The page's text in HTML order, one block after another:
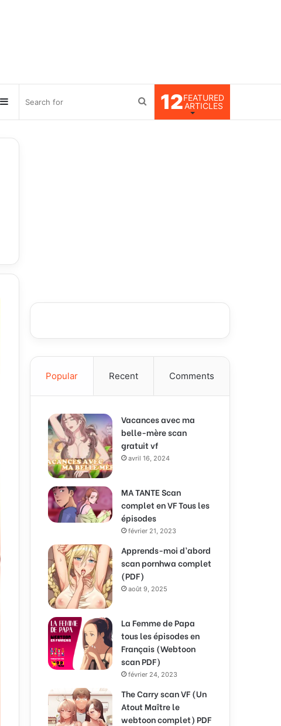
12FEATURED
ARTICLES
Search
Sidebar
Popular Recent Comments
Vacances avec ma
belle-mère scan
gratuit vf
avril 16, 2024
MA TANTE Scan
complet en VF Tous les
épisodes
février 21, 2023
Apprends-moi d’abord
scan pornhwa complet
(PDF)
août 9, 2025
La Femme de Papa
tous les épisodes en
Français (Webtoon
scan PDF)
février 24, 2023
The Carry scan VF (Un
Atout Maître le
webtoon complet) PDF